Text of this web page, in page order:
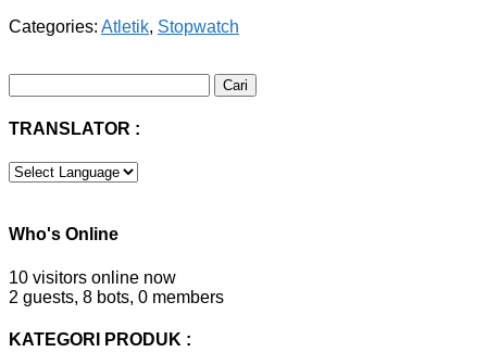
Categories: Atletik, Stopwatch
untuk:
TRANSLATOR :
Who's Online
10 visitors online now
2 guests, 8 bots, 0 members
KATEGORI PRODUK :